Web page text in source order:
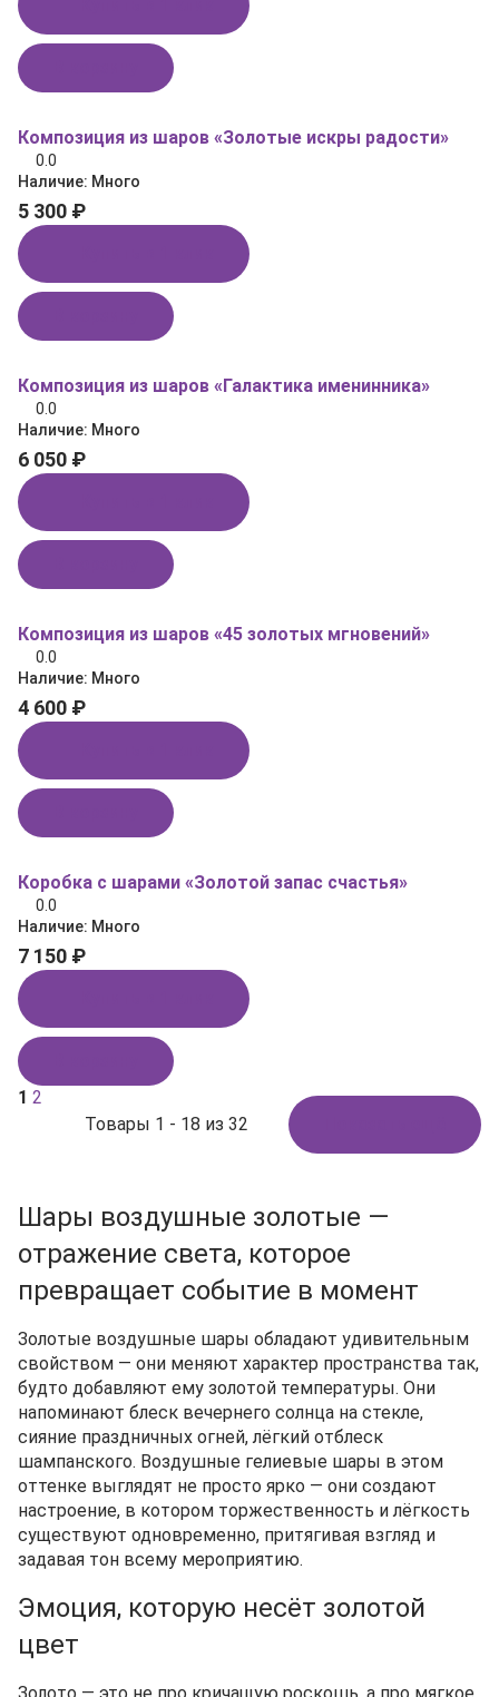
Композиция из шаров «Золотые искры радости»
0.0
Наличие: Много
5 300 ₽
Композиция из шаров «Галактика именинника»
0.0
Наличие: Много
6 050 ₽
Композиция из шаров «45 золотых мгновений»
0.0
Наличие: Много
4 600 ₽
Коробка с шарами «Золотой запас счастья»
0.0
Наличие: Много
7 150 ₽
Товары 1 - 18 из 32
1 2
Шары воздушные золотые —
отражение света, которое
превращает событие в момент
Золотые воздушные шары обладают удивительным
свойством — они меняют характер пространства так,
будто добавляют ему золотой температуры. Они
напоминают блеск вечернего солнца на стекле,
сияние праздничных огней, лёгкий отблеск
шампанского. Воздушные гелиевые шары в этом
оттенке выглядят не просто ярко — они создают
настроение, в котором торжественность и лёгкость
существуют одновременно, притягивая взгляд и
задавая тон всему мероприятию.
Эмоция, которую несёт золотой
цвет